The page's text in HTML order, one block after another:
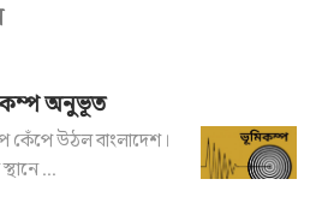
সব বিষয়ের পরীক্ষা হয়েছে,
করে ফলাফল প্রকাশ
পরীক্ষা বাতিল হয়েছে,
অনুভূত
কেঁপে উঠল বাংলাদেশ।
...